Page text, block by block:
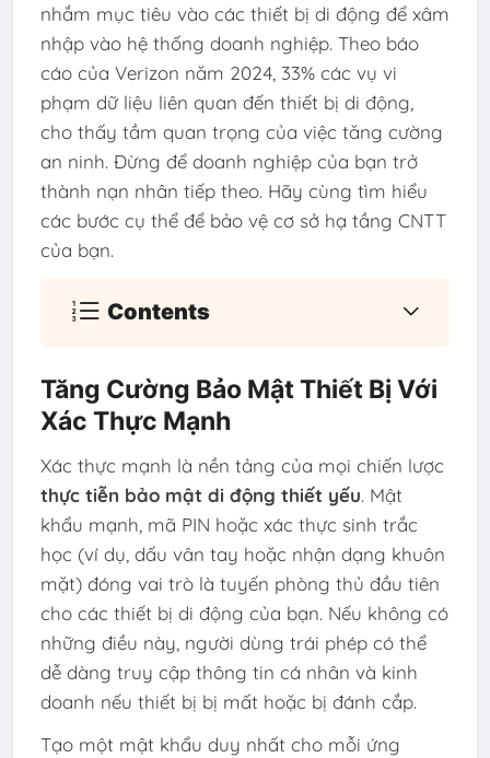
nhắm mục tiêu vào các thiết bị di động để xâm
nhập vào hệ thống doanh nghiệp. Theo báo
cáo của Verizon năm 2024, 33% các vụ vi
phạm dữ liệu liên quan đến thiết bị di động,
cho thấy tầm quan trọng của việc tăng cường
an ninh. Đừng để doanh nghiệp của bạn trở
thành nạn nhân tiếp theo. Hãy cùng tìm hiểu
các bước cụ thể để bảo vệ cơ sở hạ tầng CNTT
của bạn.
Contents
Tăng Cường Bảo Mật Thiết Bị Với
Xác Thực Mạnh
Xác thực mạnh là nền tảng của mọi chiến lược
thực tiễn bảo mật di động thiết yếu. Mật
khẩu mạnh, mã PIN hoặc xác thực sinh trắc
học (ví dụ, dấu vân tay hoặc nhận dạng khuôn
mặt) đóng vai trò là tuyến phòng thủ đầu tiên
cho các thiết bị di động của bạn. Nếu không có
những điều này, người dùng trái phép có thể
dễ dàng truy cập thông tin cá nhân và kinh
doanh nếu thiết bị bị mất hoặc bị đánh cắp.
Tạo một mật khẩu duy nhất cho mỗi ứng